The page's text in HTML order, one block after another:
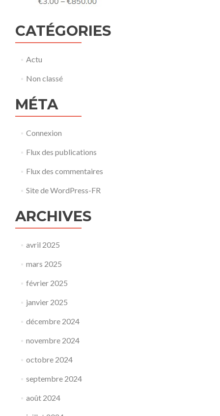
CATÉGORIES
Actu
Non classé
MÉTA
Connexion
Flux des publications
Flux des commentaires
Site de WordPress-FR
ARCHIVES
avril 2025
mars 2025
février 2025
janvier 2025
décembre 2024
novembre 2024
octobre 2024
septembre 2024
août 2024